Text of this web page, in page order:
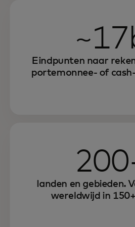
Eindpunten naar
portemonnee- of
landen en gebieden.
wereldwijd in